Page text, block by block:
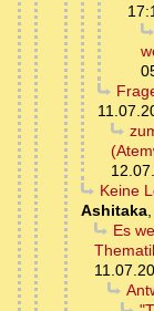
Keine
Ashitaka,
Es